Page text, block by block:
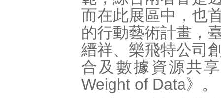
而在此展區中，也
的行動藝術計畫，
縉祥、樂飛特公司
合及數據資源共
Weight of Data》。